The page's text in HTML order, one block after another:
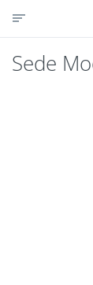
MOOG.IT
HOMESede